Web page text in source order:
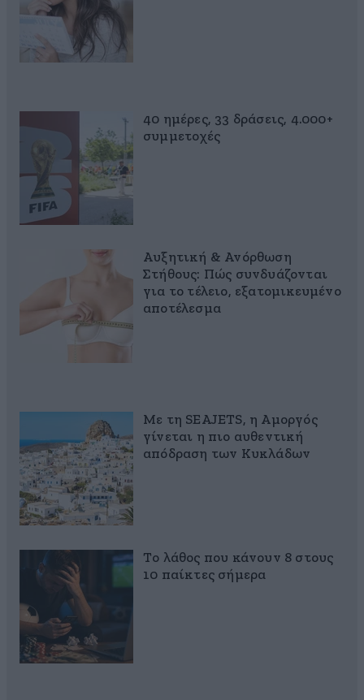
40 ημέρες, 33 δράσεις, 4.000+
συμμετοχές
Αυξητική & Ανόρθωση
Στήθους: Πώς συνδυάζονται
για το τέλειο, εξατομικευμένο
αποτέλεσμα
Με τη SEAJETS, η Αμοργός
γίνεται η πιο αυθεντική
απόδραση των Κυκλάδων
Το λάθος που κάνουν 8 στους
10 παίκτες σήμερα